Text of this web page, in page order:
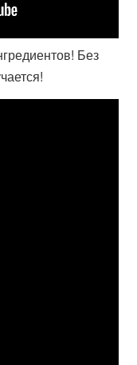
Без